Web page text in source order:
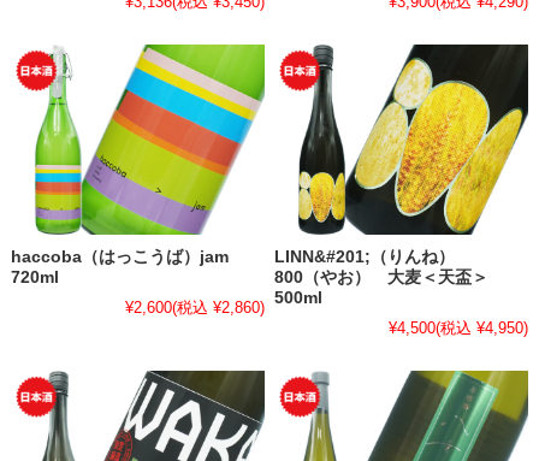
haccoba（はっこうば）jam
720ml
¥2,600(税込 ¥2,860)
LINN&#201;（りんね）
800（やお） 大麦＜天盃＞
500ml
¥4,500(税込 ¥4,950)